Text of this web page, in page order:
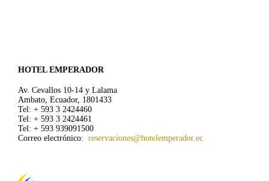
HOTEL EMPERADOR
Av. Cevallos 10-14 y Lalama
Ambato, Ecuador, 1801433
Tel: + 593 3 2424460
Tel: + 593 3 2424461
Tel: + 593 939091500
Correo electrónico: reservaciones@hotelemperador.ec